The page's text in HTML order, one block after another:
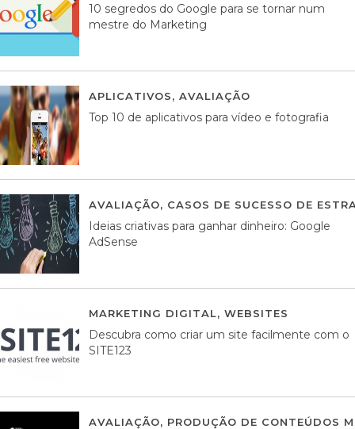
10 segredos do Google para se tornar num
mestre do Marketing
APLICATIVOS, AVALIAÇÃO
Top 10 de aplicativos para vídeo e fotografia
AVALIAÇÃO, CASOS DE SUCESSO DE
Ideias criativas para ganhar dinheiro: Google
AdSense
MARKETING DIGITAL, WEBSITES
Descubra como criar um site facilmente com o
SITE123
AVALIAÇÃO, PRODUÇÃO DE CONTEÚDOS